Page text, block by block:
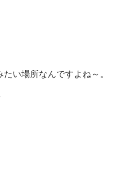
い場所なんですよね～。